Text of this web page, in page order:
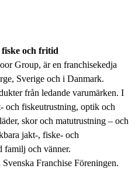
och fritid
Group, är en franchisekedja
Sverige och i Danmark.
från ledande varumärken. I
och fiskeutrustning, optik och
skor och matutrustning – och
jakt-, fiske- och
familj och vänner.
Franchise Föreningen.